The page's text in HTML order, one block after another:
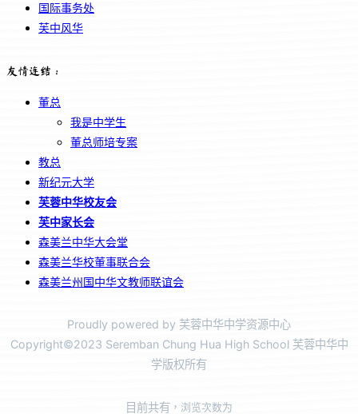
国际事务处
芙中风华
友情连结：
董总
我是中学生
董总师培专案
教总
新纪元大学
芙蓉中华校友会
芙中家长会
森美兰中华大会堂
森美兰华校董事联合会
森美兰州国中华文教师联谊会
Proudly powered by 芙蓉中华中学资源中心
Copyright©2023 Seremban Chung Hua High School 芙蓉中华中
学版权所有
目前共有 ，浏览次数为